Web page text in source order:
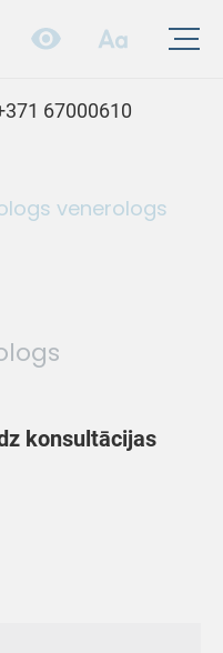
67000610
venerologs
konsultācijas